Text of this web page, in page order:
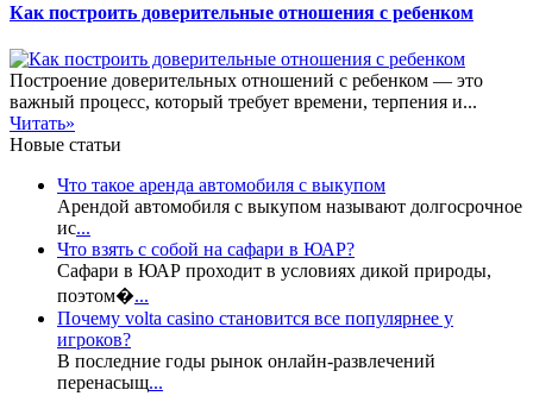
Как построить доверительные отношения с ребенком
Построение доверительных отношений с ребенком — это
важный процесс, который требует времени, терпения и...
Читать»
Новые статьи
Что такое аренда автомобиля с выкупом
Арендой автомобиля с выкупом называют долгосрочное
ис...
Что взять с собой на сафари в ЮАР?
Сафари в ЮАР проходит в условиях дикой природы,
поэтом�...
Почему volta casino становится все популярнее у
игроков?
В последние годы рынок онлайн-развлечений
перенасыщ...